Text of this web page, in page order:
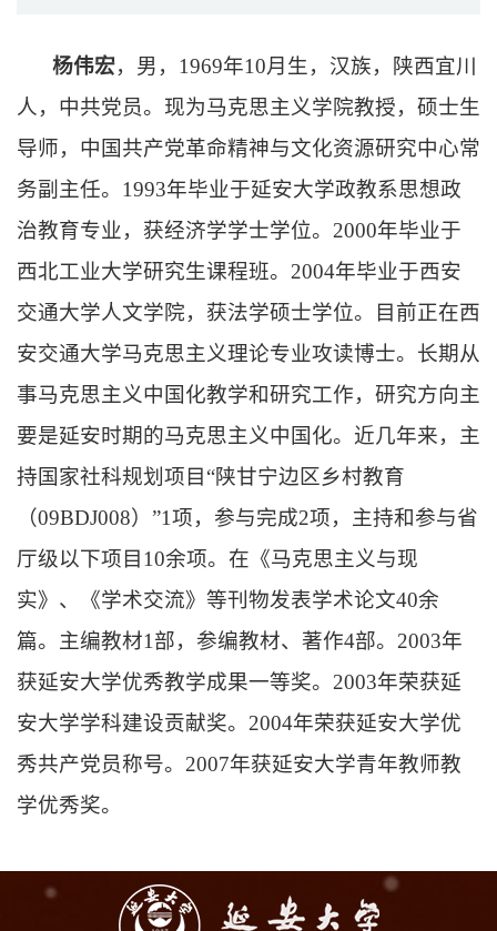
杨伟宏，男，1969年10月生，汉族，陕西宜川
人，中共党员。现为马克思主义学院教授，硕士生
导师，中国共产党革命精神与文化资源研究中心常
务副主任。1993年毕业于延安大学政教系思想政
治教育专业，获经济学学士学位。2000年毕业于
西北工业大学研究生课程班。2004年毕业于西安
交通大学人文学院，获法学硕士学位。目前正在西
安交通大学马克思主义理论专业攻读博士。长期从
事马克思主义中国化教学和研究工作，研究方向主
要是延安时期的马克思主义中国化。近几年来，主
持国家社科规划项目“陕甘宁边区乡村教育
（09BDJ008）”1项，参与完成2项，主持和参与省
厅级以下项目10余项。在《马克思主义与现
实》、《学术交流》等刊物发表学术论文40余
篇。主编教材1部，参编教材、著作4部。2003年
获延安大学优秀教学成果一等奖。2003年荣获延
安大学学科建设贡献奖。2004年荣获延安大学优
秀共产党员称号。2007年获延安大学青年教师教
学优秀奖。